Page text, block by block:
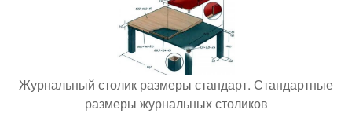
Журнальный столик размеры стандарт. Стандартные
размеры журнальных столиков